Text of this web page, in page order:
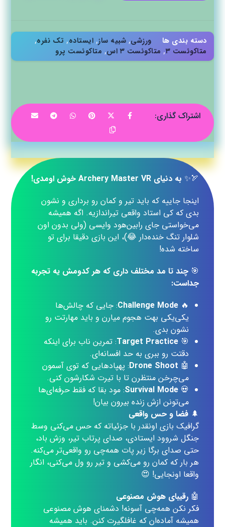
دسته بندی ها ورزشی, شبیه ساز, ایستاده, تک نفره,
متاکوئست ۳
, متاکوئست ۳ اس , متاکوئست پرو
🏹✨ به دنیای Archery Master VR خوش اومدی!
اینجا جاییه که باید تیر و کمان رو برداری و نشون
بدی که کی استاد واقعی تیراندازیه. اگه همیشه
می‌خواستی جای رابین‌هود وایسی (ولی بدون اون
شلوار تنگ خنده‌دار 😂)، این بازی دقیقا برای تو
ساخته شده!
🎯چند تا مد مختلف داری که هر کدومش یه تجربه
جداست:
🔥
Challenge Mode: جایی که چالش‌ها
یکی‌یکی بهت هجوم میارن و باید مهارتت رو
نشون بدی.
🎯
Target Practice: تمرین ناب برای اینکه
دقتت رو ببری به حد افسانه‌ای.
🤖
Drone Shoot: پهپادهایی که توی آسمون
می‌چرخن منتظرن تا با تیرت شکارشون کنی.
💀
Survival Mode: مود بقا که فقط حرفه‌ای‌ها
می‌تونن ازش زنده بیرون بیان!
🌲فضا و حس واقعی
گرافیک بازی اونقدر با جزئیاته که حس می‌کنی وسط
جنگل شروود ایستادی، صدای پرتاب تیر، وزش باد،
حتی صدای برگا زیر پات همه‌چی رو واقعی‌تر می‌کنه.
هر بار که کمان رو می‌کشی و تیر رو ول می‌کنی، انگار
واقعا اونجایی! 😍
🤖رقیبای هوش مصنوعی
فکر نکن همه‌چی آسونه! دشمنای هوش مصنوعی
همیشه آماده‌ان که غافلگیرت کنن. باید همیشه